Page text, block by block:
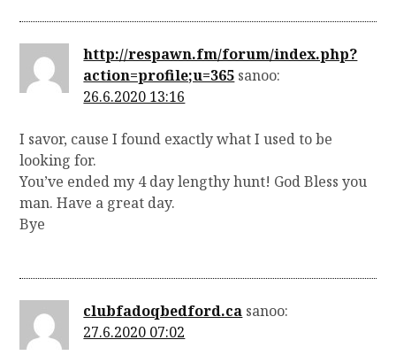
http://respawn.fm/forum/index.php?
action=profile;u=365 sanoo:
26.6.2020 13:16
I savor, cause I found exactly what I used to be
looking for.
You’ve ended my 4 day lengthy hunt! God Bless you
man. Have a great day.
Bye
clubfadoqbedford.ca sanoo:
27.6.2020 07:02